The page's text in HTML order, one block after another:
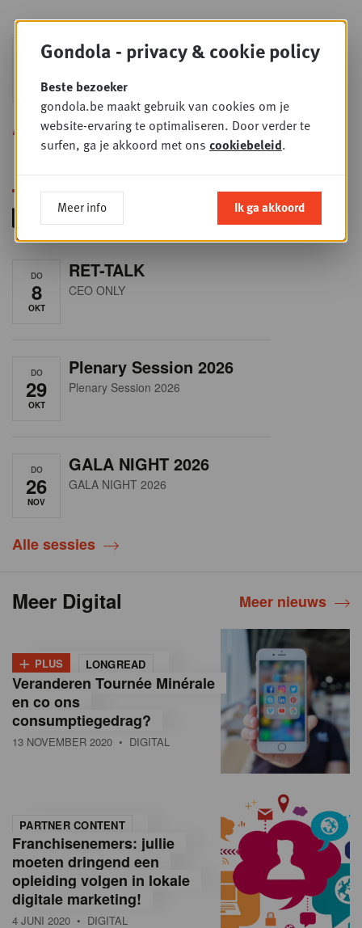
DO
SEP
Sales & nego Summit
Sales & Nego summit 2026
Alle opleidingen
DO
8
OKT
RET-TALK
CEO ONLY
DO
29
OKT
Plenary Session 2026
Plenary Session 2026
DO
26
NOV
GALA NIGHT 2026
GALA NIGHT 2026
Alle sessies
Meer Digital Meer nieuws
+ PLUS LONGREAD
Veranderen Tournée Minérale
en co ons
consumptiegedrag?
13 NOVEMBER 2020 • DIGITAL
PARTNER CONTENT
Franchisenemers: jullie
moeten dringend een
opleiding volgen in lokale
digitale marketing!
4 JUNI 2020 • DIGITAL
Gondola - privacy & cookie policy
Beste bezoeker
gondola.be maakt gebruik van cookies om je
website-ervaring te optimaliseren. Door verder te
surfen, ga je akkoord met ons cookiebeleid.
Meer info Ik ga akkoord